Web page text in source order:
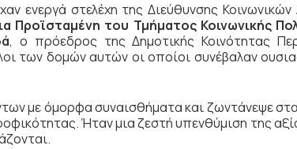
ενεργά στελέχη της Διεύθυνσης
Προϊσταμένη του Τμήματος Κοινωνικής
, ο πρόεδρος της Δημοτικής Κοινότητας
των δομών αυτών οι οποίοι συνέβαλαν
με όμορφα συναισθήματα και ζωντάνεψε
Ήταν μια ζεστή υπενθύμιση της